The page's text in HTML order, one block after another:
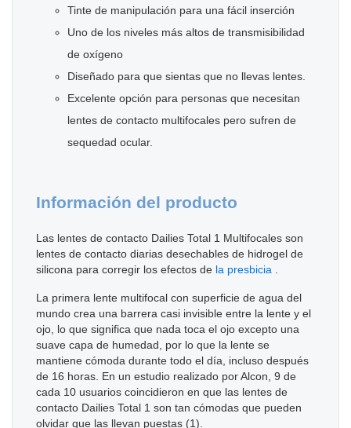
Tinte de manipulación para una fácil inserción
Uno de los niveles más altos de transmisibilidad
de oxígeno
Diseñado para que sientas que no llevas lentes.
Excelente opción para personas que necesitan
lentes de contacto multifocales pero sufren de
sequedad ocular.
Información del producto
Las lentes de contacto Dailies Total 1 Multifocales son
lentes de contacto diarias desechables de hidrogel de
silicona para corregir los efectos de la presbicia .
La primera lente multifocal con superficie de agua del
mundo crea una barrera casi invisible entre la lente y el
ojo, lo que significa que nada toca el ojo excepto una
suave capa de humedad, por lo que la lente se
mantiene cómoda durante todo el día, incluso después
de 16 horas. En un estudio realizado por Alcon, 9 de
cada 10 usuarios coincidieron en que las lentes de
contacto Dailies Total 1 son tan cómodas que pueden
olvidar que las llevan puestas (1).